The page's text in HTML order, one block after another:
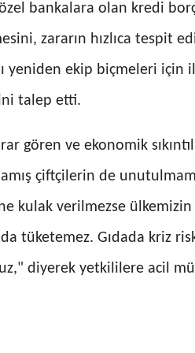
bankalara olan kredi
zararın hızlıca tespit
yeniden ekip biçmeleri için
talep etti.
gören ve ekonomik
çiftçilerin de
kulak verilmezse ülkemizin
da tüketemez. Gıdada kriz
diyerek yetkililere acil